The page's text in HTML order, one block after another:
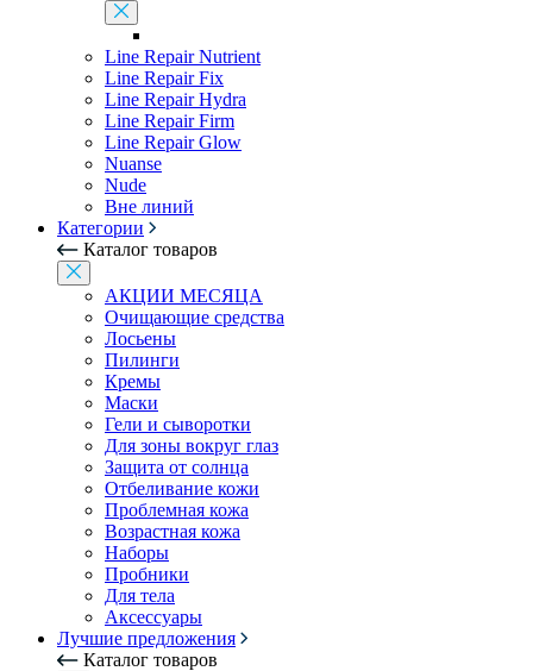
Line Repair Nutrient
Line Repair Fix
Line Repair Hydra
Line Repair Firm
Line Repair Glow
Nuanse
Nude
Вне линий
Категории
Каталог товаров
АКЦИИ МЕСЯЦА
Очищающие средства
Лосьены
Пилинги
Кремы
Маски
Гели и сыворотки
Для зоны вокруг глаз
Защита от солнца
Отбеливание кожи
Проблемная кожа
Возрастная кожа
Наборы
Пробники
Для тела
Аксессуары
Лучшие предложения
Каталог товаров